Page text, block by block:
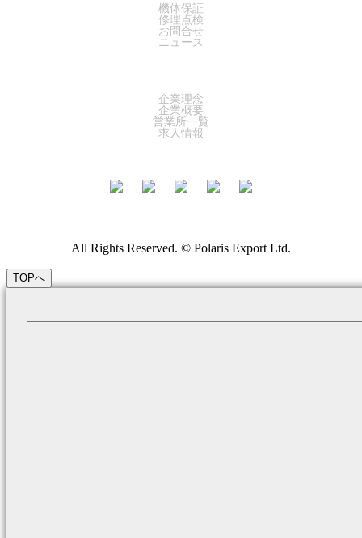
機体保証
修理点検
お問合せ
ニュース
企業理念
企業概要
営業所一覧
求人情報
All Rights Reserved. © Polaris Export Ltd.
TOPへ